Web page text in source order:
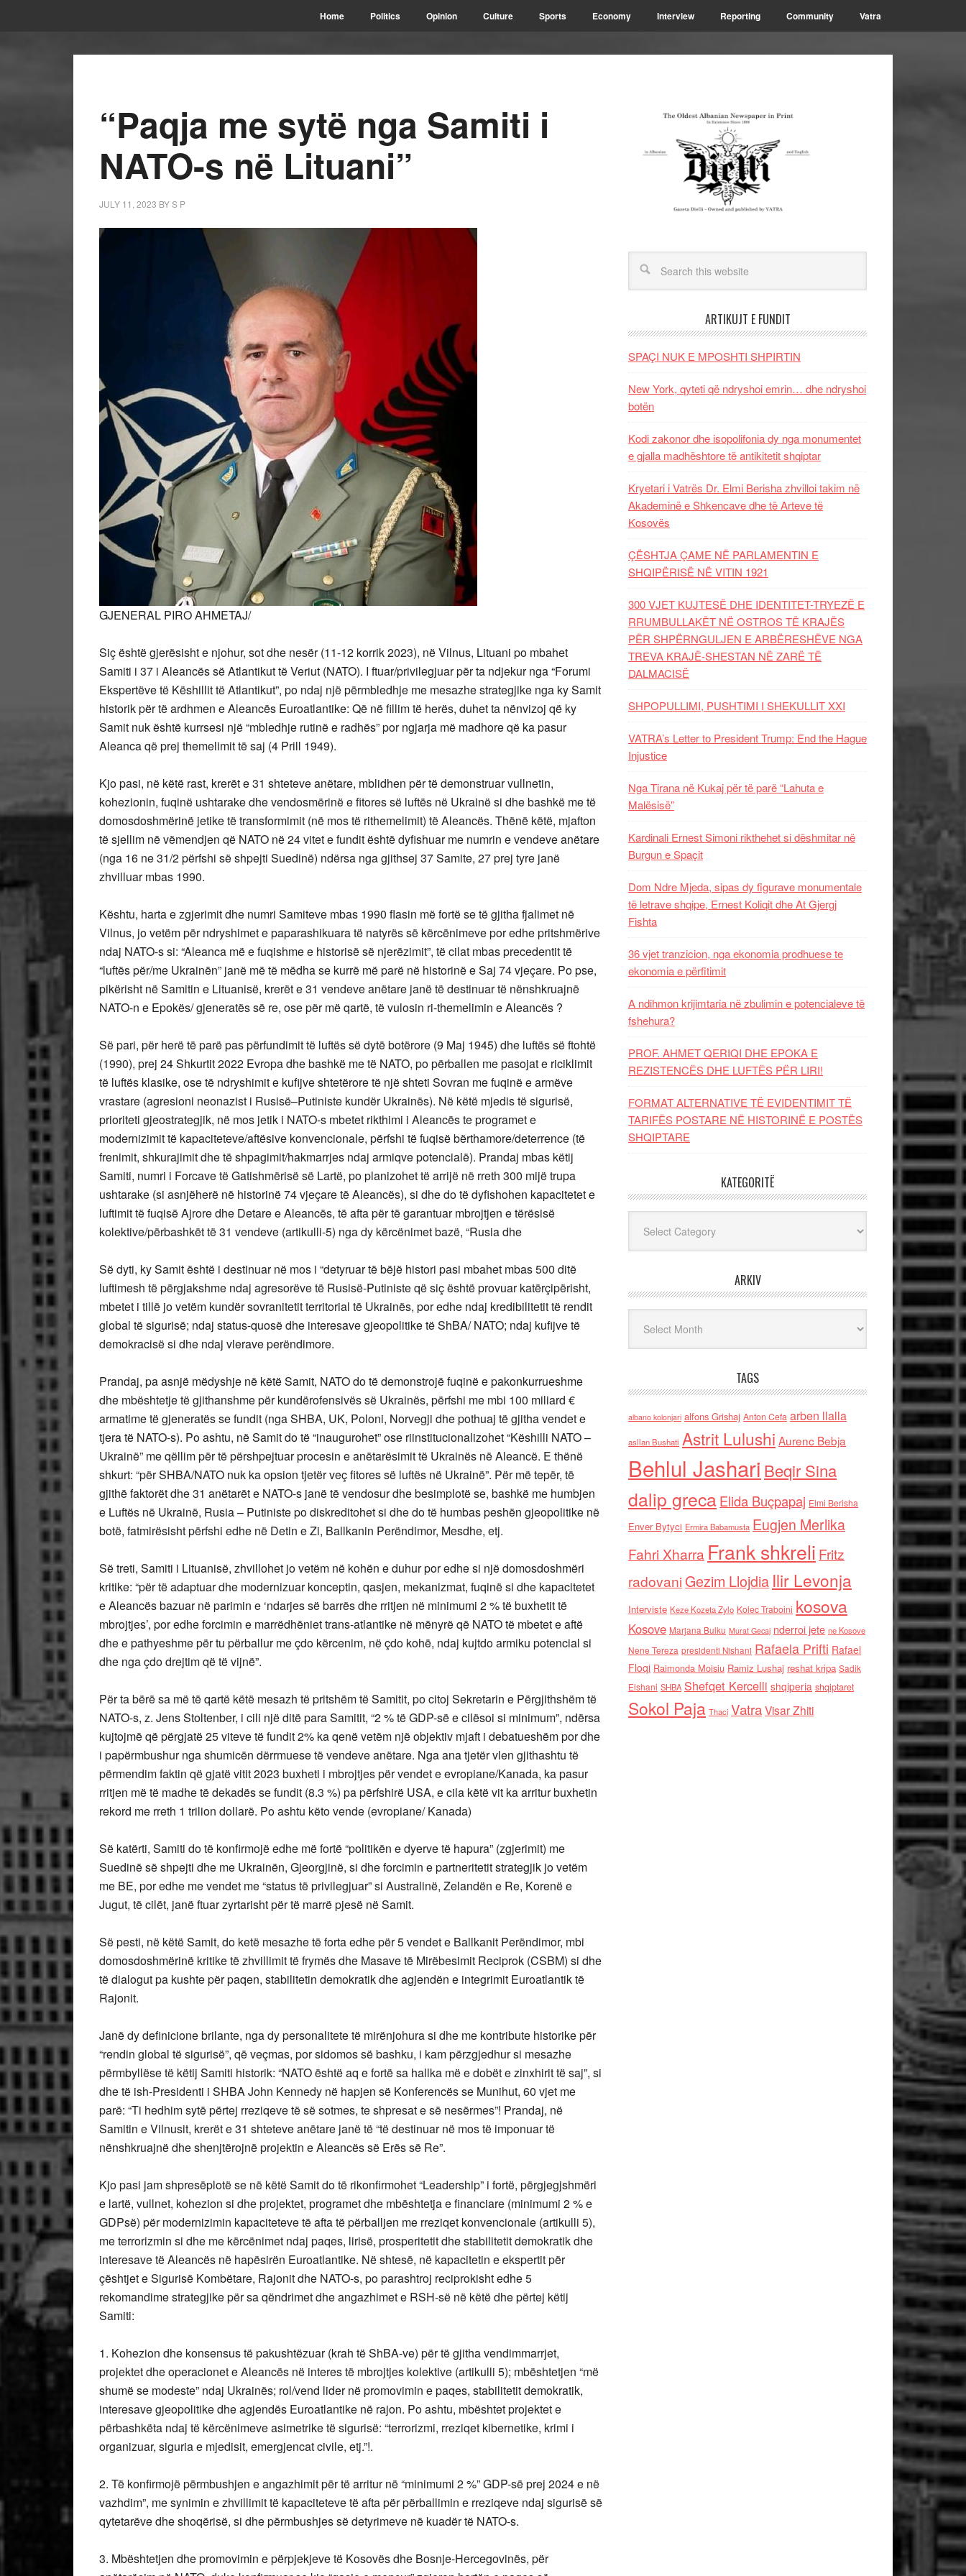
Home Politics Opinion Culture Sports Economy Interview Reporting Community Vatra
“Paqja me sytë nga Samiti i
NATO-s në Lituani”
JULY 11, 2023 BYS P
GJENERAL PIRO AHMETAJ/
Siç është gjerësisht e njohur, sot dhe nesër (11-12 korrik 2023), në Vilnus, Lituani po mbahet
Samiti i 37 i Aleancës së Atlantikut të Veriut (NATO). I ftuar/privilegjuar për ta ndjekur nga “Forumi
Ekspertëve të Këshillit të Atlantikut”, po ndaj një përmbledhje me mesazhe strategjike nga ky Samit
historik për të ardhmen e Aleancës Euroatlantike: Që në fillim të herës, duhet ta nënvizoj që ky
Samit nuk është kurrsesi një “mbledhje rutinë e radhës” por ngjarja më madhore që ka pasur
Aleanca që prej themelimit të saj (4 Prill 1949).
Kjo pasi, në këtë rast, krerët e 31 shteteve anëtare, mblidhen për të demonstruar vullnetin,
kohezionin, fuqinë ushtarake dhe vendosmërinë e fitores së luftës në Ukrainë si dhe bashkë me të
domosdoshmërinë jetike të transformimit (në mos të rithemelimit) të Aleancës. Thënë këtë, mjafton
të sjellim në vëmendjen që NATO në 24 vitet e fundit është dyfishuar me numrin e vendeve anëtare
(nga 16 ne 31/2 përfshi së shpejti Suedinë) ndërsa nga gjithsej 37 Samite, 27 prej tyre janë
zhvilluar mbas 1990.
Kështu, harta e zgjerimit dhe numri Samiteve mbas 1990 flasin më fortë se të gjitha fjalimet në
Vilnus, jo vetëm për ndryshimet e paparashikuara të natyrës së kërcënimeve por edhe pritshmërive
ndaj NATO-s si: “Aleanca më e fuqishme e historisë së njerëzimit”, të cilat mbas precedentit të
“luftës për/me Ukrainën” janë më të mëdha se kurrë më parë në historinë e Saj 74 vjeçare. Po pse,
pikërisht në Samitin e Lituanisë, krerët e 31 vendeve anëtare janë të destinuar të nënshkruajnë
NATO-n e Epokës/ gjeneratës së re, ose për më qartë, të vulosin ri-themelimin e Aleancës ?
Së pari, për herë të parë pas përfundimit të luftës së dytë botërore (9 Maj 1945) dhe luftës së ftohtë
(1990), prej 24 Shkurtit 2022 Evropa dhe bashkë me të NATO, po përballen me pasojat e riciklimit
të luftës klasike, ose të ndryshimit e kufijve shtetërore të një shteti Sovran me fuqinë e armëve
vrastare (agresioni neonazist i Rusisë–Putiniste kundër Ukrainës). Në këtë mjedis të sigurisë,
prioriteti gjeostrategjik, në mos jetik i NATO-s mbetet rikthimi i Aleancës te programet e
modernizimit të kapaciteteve/aftësive konvencionale, përfshi të fuqisë bërthamore/deterrence (të
frenimit, shkurajimit dhe të shpagimit/hakmarrjes ndaj armiqve potencialë). Prandaj mbas këtij
Samiti, numri i Forcave të Gatishmërisë së Lartë, po planizohet të arrijë në rreth 300 mijë trupa
ushtarake (si asnjëherë në historinë 74 vjeçare të Aleancës), si dhe do të dyfishohen kapacitetet e
luftimit të fuqisë Ajrore dhe Detare e Aleancës, të afta për të garantuar mbrojtjen e tërësisë
kolektive/përbashkët të 31 vendeve (artikulli-5) nga dy kërcënimet bazë, “Rusia dhe
Së dyti, ky Samit është i destinuar në mos i “detyruar të bëjë histori pasi mbahet mbas 500 ditë
luftimesh të përgjakshme ndaj agresorëve të Rusisë-Putiniste që siç është provuar katërçipërisht,
mbetet i tillë jo vetëm kundër sovranitetit territorial të Ukrainës, por edhe ndaj kredibilitetit të rendit
global të sigurisë; ndaj status-quosë dhe interesave gjeopolitike të ShBA/ NATO; ndaj kufijve të
demokracisë si dhe ndaj vlerave perëndimore.
Prandaj, pa asnjë mëdyshje në këtë Samit, NATO do të demonstrojë fuqinë e pakonkurrueshme
dhe mbështetje të gjithanshme për kundërofensivës së Ukrainës, përfshi me mbi 100 miliard €
armatime të gjeneratës se fundit (nga SHBA, UK, Poloni, Norvegji dhe pothuaj të gjitha vendet e
tjera të NATO-s). Po ashtu, në Samit do të “inaugurohet” ose riinstitucionalizohet “Këshilli NATO –
Ukrainë” me qëllim për të përshpejtuar procesin e anëtarësimit të Ukrainës në Aleancë. E thënë
shkurt: “për SHBA/NATO nuk ka opsion tjetër veç fitores së luftës në Ukrainë”. Për më tepër, të
gjithë faktorët dhe 31 anëtarët e NATO-s janë të vendosur dhe besimplotë se, bashkë me humbjen
e Luftës në Ukrainë, Rusia – Putiniste po diskreditohet si dhe do të humbas peshën gjeopolitike në
botë, fatmirësisht përfshi edhe në Detin e Zi, Ballkanin Perëndimor, Mesdhe, etj.
Së treti, Samiti i Lituanisë, zhvillohet jo vetëm në kohën e duhur por edhe si një domosdoshmëri
kritike: “për të adaptuar dhe modernizuar konceptin, qasjen, mekanizmat, fuqinë si dhe kapacitetet
e Aleancës bazuar në parimin e ‘ndarjes së barrës dhe rritjen në minimumi 2 % të buxhetit të
mbrojtjes’, por edhe forcimin e marrëdhëniet trans-atlantike në mënyrë që NATO të mbetet e aftë
dhe e pathyeshme për tu përballur me çdo kërcenim, në çdo kohë, ndaj kujtdo armiku potencial si
dhe nga çdo drejtim që të vijnë”.
Për ta bërë sa më të qartë këtë mesazh të pritshëm të Samitit, po citoj Sekretarin e Përgjithshëm të
NATO-s, z. Jens Stoltenber, i cili një ditë para Samitit, “2 % të GDP-së e cilësoi si minimum”, ndërsa
kujtojmë që përgjatë 25 viteve të fundit 2% ka qenë vetëm një objektiv mjaft i debatueshëm por dhe
i papërmbushur nga shumicën dërrmuese të vendeve anëtare. Nga ana tjetër vlen gjithashtu të
përmendim faktin që gjatë vitit 2023 buxheti i mbrojtjes për vendet e evropiane/Kanada, ka pasur
rritjen më të madhe të dekadës se fundit (8.3 %) pa përfshirë USA, e cila këtë vit ka arritur buxhetin
rekord me rreth 1 trilion dollarë. Po ashtu këto vende (evropiane/ Kanada)
Së katërti, Samiti do të konfirmojë edhe më fortë “politikën e dyerve të hapura” (zgjerimit) me
Suedinë së shpejti dhe me Ukrainën, Gjeorgjinë, si dhe forcimin e partneritetit strategjik jo vetëm
me BE, por edhe me vendet me “status të privilegjuar” si Australinë, Zelandën e Re, Korenë e
Jugut, të cilët, janë ftuar zyrtarisht për të marrë pjesë në Samit.
Së pesti, në këtë Samit, do ketë mesazhe të forta edhe për 5 vendet e Ballkanit Perëndimor, mbi
domosdoshmërinë kritike të zhvillimit të frymës dhe Masave të Mirëbesimit Reciprok (CSBM) si dhe
të dialogut pa kushte për paqen, stabilitetin demokratik dhe agjendën e integrimit Euroatlantik të
Rajonit.
Janë dy definicione brilante, nga dy personalitete të mirënjohura si dhe me kontribute historike për
“rendin global të sigurisë”, që veçmas, por sidomos së bashku, i kam përzgjedhur si mesazhe
përmbyllëse të këtij Samiti historik: “NATO është aq e fortë sa hallka më e dobët e zinxhirit të saj”, si
dhe të ish-Presidenti i SHBA John Kennedy në hapjen së Konferencës se Munihut, 60 vjet me
parë: “Ti hedhim sytë përtej rreziqeve të së sotmes, te shpresat e së nesërmes”! Prandaj, në
Samitin e Vilnusit, krerët e 31 shteteve anëtare janë të “të destinuar në mos të imponuar të
nënshkruajnë dhe shenjtërojnë projektin e Aleancës së Erës së Re”.
Kjo pasi jam shpresëplotë se në këtë Samit do të rikonfirmohet “Leadership” i fortë, përgjegjshmëri
e lartë, vullnet, kohezion si dhe projektet, programet dhe mbështetja e financiare (minimumi 2 % e
GDPsë) për modernizimin kapaciteteve të afta të përballjen me rreziqet konvencionale (artikulli 5),
me terrorizmin si dhe me kërcënimet ndaj paqes, lirisë, prosperitetit dhe stabilitetit demokratik dhe
interesave të Aleancës në hapësirën Euroatlantike. Në shtesë, në kapacitetin e ekspertit për
çështjet e Sigurisë Kombëtare, Rajonit dhe NATO-s, po parashtroj reciprokisht edhe 5
rekomandime strategjike për sa qëndrimet dhe angazhimet e RSH-së në këtë dhe përtej këtij
Samiti:
1. Kohezion dhe konsensus të pakushtëzuar (krah të ShBA-ve) për të gjitha vendimmarrjet,
projektet dhe operacionet e Aleancës në interes të mbrojtjes kolektive (artikulli 5); mbështetjen “më
shumë se modeste” ndaj Ukrainës; rol/vend lider në promovimin e paqes, stabilitetit demokratik,
interesave gjeopolitike dhe agjendës Euroatlantike në rajon. Po ashtu, mbështet projektet e
përbashkëta ndaj të kërcënimeve asimetrike të sigurisë: “terrorizmi, rreziqet kibernetike, krimi i
organizuar, siguria e mjedisit, emergjencat civile, etj.”!.
2. Të konfirmojë përmbushjen e angazhimit për të arritur në “minimumi 2 %” GDP-së prej 2024 e në
vazhdim”, me synimin e zhvillimit të kapaciteteve të afta për përballimin e rreziqeve ndaj sigurisë së
qytetarëve dhe shoqërisë, si dhe përmbushjes së detyrimeve në kuadër të NATO-s.
3. Mbështetjen dhe promovimin e përpjekjeve të Kosovës dhe Bosnje-Hercegovinës, për
ARTIKUJT E FUNDIT
SPAÇI NUK E MPOSHTI SHPIRTIN
New York, qyteti që ndryshoi emrin… dhe ndryshoi
botën
Kodi zakonor dhe isopolifonia dy nga monumentet
e gjalla madhështore të antikitetit shqiptar
Kryetari i Vatrës Dr. Elmi Berisha zhvilloi takim në
Akademinë e Shkencave dhe të Arteve të
Kosovës
ÇËSHTJA ÇAME NË PARLAMENTIN E
SHQIPËRISË NË VITIN 1921
300 VJET KUJTESË DHE IDENTITET-TRYEZË E
RRUMBULLAKËT NË OSTROS TË KRAJËS
PËR SHPËRNGULJEN E ARBËRESHËVE NGA
TREVA KRAJË-SHESTAN NË ZARË TË
DALMACISË
SHPOPULLIMI, PUSHTIMI I SHEKULLIT XXI
VATRA’s Letter to President Trump: End the Hague
Injustice
Nga Tirana në Kukaj për të parë “Lahuta e
Malësisë”
Kardinali Ernest Simoni rikthehet si dëshmitar në
Burgun e Spaçit
Dom Ndre Mjeda, sipas dy figurave monumentale
të letrave shqipe, Ernest Koliqit dhe At Gjergj
Fishta
36 vjet tranzicion, nga ekonomia prodhuese te
ekonomia e përfitimit
A ndihmon krijimtaria në zbulimin e potencialeve të
fshehura?
PROF. AHMET QERIQI DHE EPOKA E
REZISTENCЁS DHE LUFTЁS PЁR LIRI!
FORMAT ALTERNATIVE TË EVIDENTIMIT TË
TARIFËS POSTARE NË HISTORINË E POSTËS
SHQIPTARE
KATEGORITË
ARKIV
TAGS
albano kolonjari alfons Grishaj Anton Cefa arben llalla
asllan Bushati Astrit Lulushi Aurenc Bebja
Behlul Jashari Beqir Sina
dalip grecaElida Buçpapaj Elmi Berisha
Enver Bytyci Ermira Babamusta Eugjen Merlika
Fahri Xharra Frank shkreli Fritz
radovaniGezim Llojdia Ilir Levonja
Interviste Keze Kozeta Zylo Kolec Traboini kosova
Kosove Marjana Bulku Murat Gecaj nderroi jete ne Kosove
Nene Tereza presidenti Nishani Rafaela Prifti Rafael
Floqi Raimonda Moisiu Ramiz Lushaj reshat kripa Sadik
Elshani SHBA Shefqet Kercelli shqiperia shqiptaret
Sokol Paja Thaci VatraVisar Zhiti